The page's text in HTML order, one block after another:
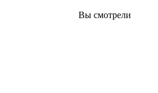
Вы смотрели